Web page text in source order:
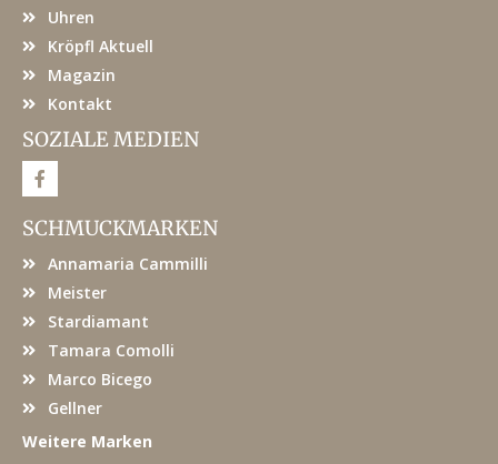
Uhren
Kröpfl Aktuell
Magazin
Kontakt
SOZIALE MEDIEN
F
a
e
b
o
SCHMUCKMARKEN
Annamaria Cammilli
Meister
Stardiamant
Tamara Comolli
Marco Bicego
Gellner
Weitere Marken